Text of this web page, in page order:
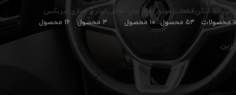
قاب مه شکن
۱ محصولات
قطعات موتور
۵۴ محصول
کلید های داخلی
۱۰ محصول
کولر و بخاری
۴ محصول
گیربکس
۱۶ محصول